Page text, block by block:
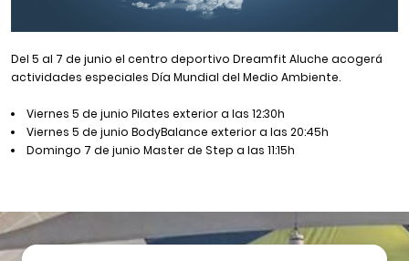
Del 5 al 7 de junio el centro deportivo Dreamfit Aluche acogerá
actividades especiales Día Mundial del Medio Ambiente.
Viernes 5 de junio Pilates exterior a las 12:30h
Viernes 5 de junio BodyBalance exterior a las 20:45h
Domingo 7 de junio Master de Step a las 11:15h